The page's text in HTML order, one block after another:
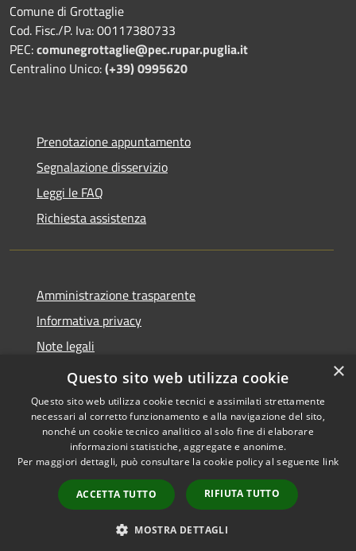
Comune di Grottaglie
Cod. Fisc./P. Iva: 00117380733
PEC:comunegrottaglie@pec.rupar.puglia.it
Centralino Unico:(+39) 0995620
Prenotazione appuntamento
Segnalazione disservizio
Leggi le FAQ
Richiesta assistenza
Amministrazione trasparente
Informativa privacy
Note legali
Dichiarazione di accessibilità
Accessibilità
Copyright © 2026 • Comune di
Grottaglie • Powered by
Municipium•
Accesso
redazione
×
Questo sito web utilizza cookie
Questo sito web utilizza cookie tecnici e assimilati strettamente
necessari al corretto funzionamento e alla navigazione del sito,
nonché un cookie tecnico analitico al solo fine di elaborare
informazioni statistiche, aggregate e anonime.
Per maggiori dettagli, può consultare la cookie policy al seguente link
ACCETTA TUTTO RIFIUTA TUTTO
MOSTRA DETTAGLI